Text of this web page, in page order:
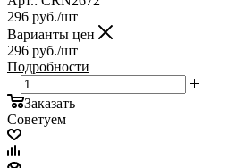
296 руб./шт
Варианты цен
296 руб./шт
Подробности
Заказать
Советуем